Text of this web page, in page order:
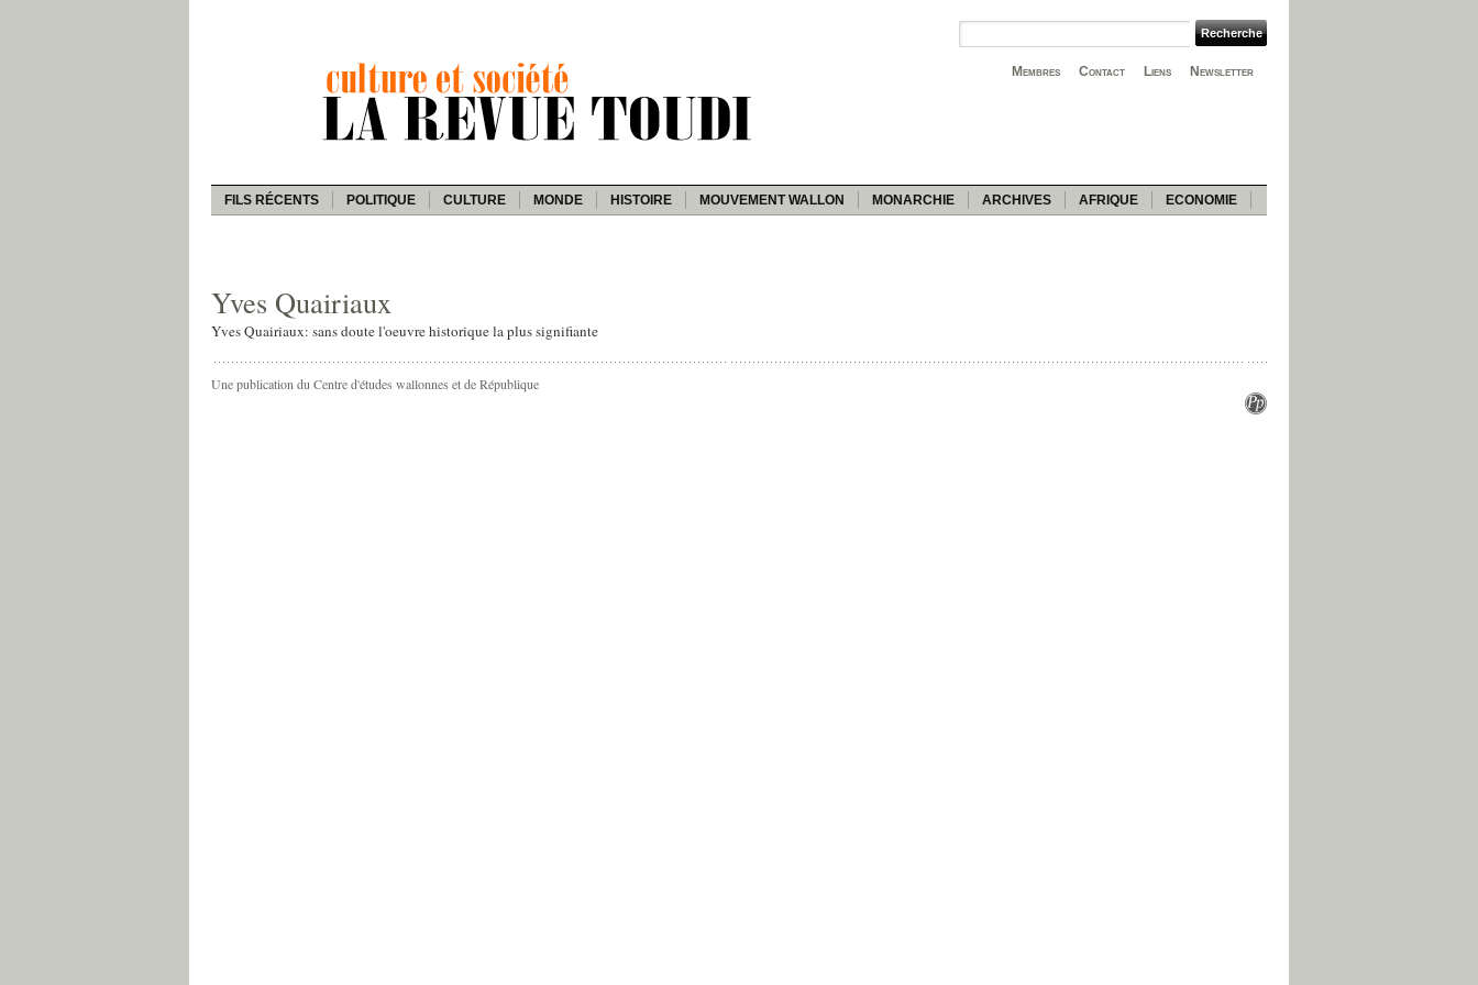
Newsletter
Liens
Contact
Membres
FILS RÉCENTS POLITIQUE CULTURE MONDE HISTOIRE MOUVEMENT WALLON MONARCHIE ARCHIVES AFRIQUE ECONOMIE
Yves Quairiaux
Yves Quairiaux: sans doute l'oeuvre historique la plus signifiante
Une publication du Centre d'études wallonnes et de République